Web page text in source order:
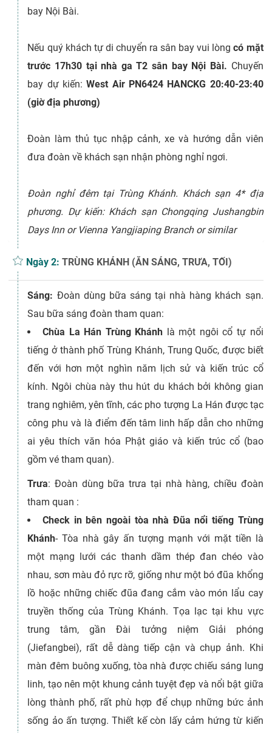
bay Nội Bài.
Nếu quý khách tự di chuyển ra sân bay vui lòngcó mặt
trước 17h30 tại nhà ga T2 sân bay Nội Bài. Chuyến
bay dự kiến:West Air PN6424 HANCKG 20:40-23:40
(giờ địa phương)
Đoàn làm thủ tục nhập cảnh, xe và hướng dẫn viên
đưa đoàn về khách sạn nhận phòng nghỉ ngơi.
Đoàn nghỉ đêm tại Trùng Khánh. Khách sạn 4* địa
phương. Dự kiến: Khách sạn Chongqing Jushangbin
Days Inn or Vienna Yangjiaping Branch or similar
Ngày 2:TRÙNG KHÁNH (ĂN SÁNG, TRƯA, TỐI)
Sáng: Đoàn dùng bữa sáng tại nhà hàng khách sạn.
Sau bữa sáng đoàn tham quan:
Chùa La Hán Trùng Khánh là một ngôi cổ tự nổi
tiếng ở thành phố Trùng Khánh, Trung Quốc, được biết
đến với hơn một nghìn năm lịch sử và kiến trúc cổ
kính. Ngôi chùa này thu hút du khách bởi không gian
trang nghiêm, yên tĩnh, các pho tượng La Hán được tạc
công phu và là điểm đến tâm linh hấp dẫn cho những
ai yêu thích văn hóa Phật giáo và kiến trúc cổ (bao
gồm vé tham quan).
Trưa: Đoàn dùng bữa trưa tại nhà hàng, chiều đoàn
tham quan :
Check in bên ngoài tòa nhà Đũa nổi tiếng Trùng
Khánh- Tòa nhà gây ấn tượng mạnh với mặt tiền là
một mạng lưới các thanh dầm thép đan chéo vào
nhau, sơn màu đỏ rực rỡ, giống như một bó đũa khổng
lồ hoặc những chiếc đũa đang cắm vào món lẩu cay
truyền thống của Trùng Khánh. Tọa lạc tại khu vực
trung tâm, gần Đài tưởng niệm Giải phóng
(Jiefangbei), rất dễ dàng tiếp cận và chụp ảnh. Khi
màn đêm buông xuống, tòa nhà được chiếu sáng lung
linh, tạo nên một khung cảnh tuyệt đẹp và nổi bật giữa
lòng thành phố, rất phù hợp để chụp những bức ảnh
sống ảo ấn tượng. Thiết kế còn lấy cảm hứng từ kiến